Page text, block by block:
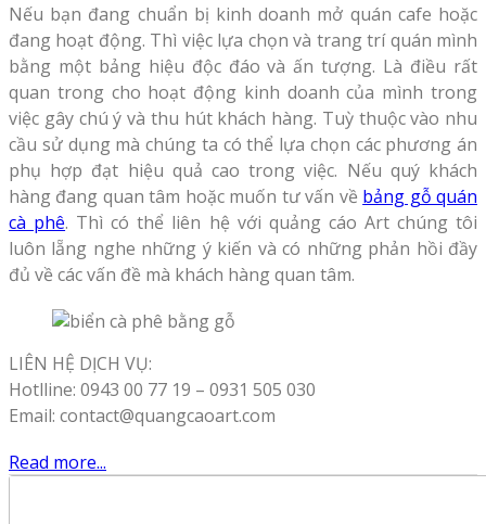
Nếu bạn đang chuẩn bị kinh doanh mở quán cafe hoặc
đang hoạt động. Thì việc lựa chọn và trang trí quán mình
bằng một bảng hiệu độc đáo và ấn tượng. Là điều rất
quan trong cho hoạt động kinh doanh của mình trong
việc gây chú ý và thu hút khách hàng. Tuỳ thuộc vào nhu
cầu sử dụng mà chúng ta có thể lựa chọn các phương án
phụ hợp đạt hiệu quả cao trong việc. Nếu quý khách
hàng đang quan tâm hoặc muốn tư vấn về bảng gỗ quán
cà phê. Thì có thể liên hệ với quảng cáo Art chúng tôi
luôn lẵng nghe những ý kiến và có những phản hồi đầy
đủ về các vấn đề mà khách hàng quan tâm.
LIÊN HỆ DỊCH VỤ:
Hotlline: 0943 00 77 19 – 0931 505 030
Email: contact@quangcaoart.com
Read more...